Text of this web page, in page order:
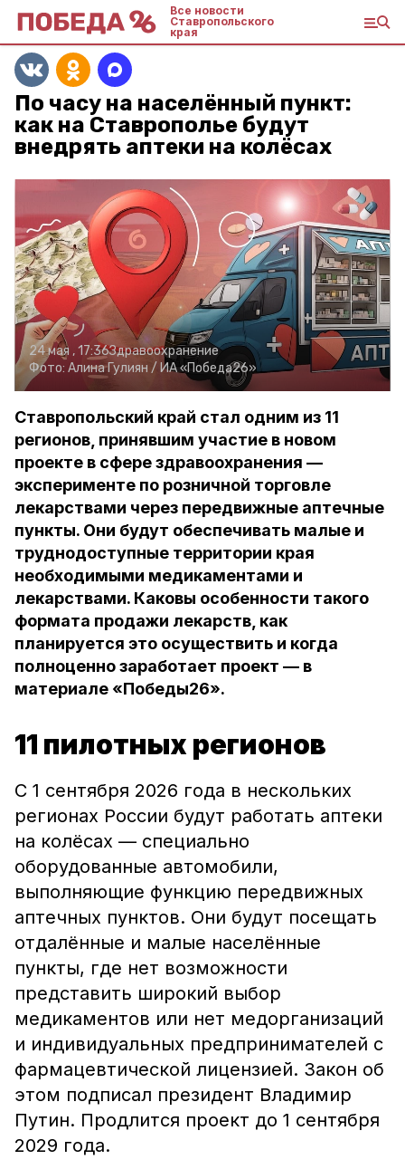
Все новости
Ставропольского
края
По часу на населённый пункт:
как на Ставрополье будут
внедрять аптеки на колёсах
24 мая , 17:36Здравоохранение
Фото: Алина Гулиян / ИА «Победа26»
Ставропольский край стал одним из 11
регионов, принявшим участие в новом
проекте в сфере здравоохранения —
эксперименте по розничной торговле
лекарствами через передвижные аптечные
пункты. Они будут обеспечивать малые и
труднодоступные территории края
необходимыми медикаментами и
лекарствами. Каковы особенности такого
формата продажи лекарств, как
планируется это осуществить и когда
полноценно заработает проект — в
материале «Победы26».
11 пилотных регионов
С 1 сентября 2026 года в нескольких
регионах России будут работать аптеки
на колёсах — специально
оборудованные автомобили,
выполняющие функцию передвижных
аптечных пунктов. Они будут посещать
отдалённые и малые населённые
пункты, где нет возможности
представить широкий выбор
медикаментов или нет медорганизаций
и индивидуальных предпринимателей с
фармацевтической лицензией. Закон об
этом подписал президент Владимир
Путин. Продлится проект до 1 сентября
2029 года.